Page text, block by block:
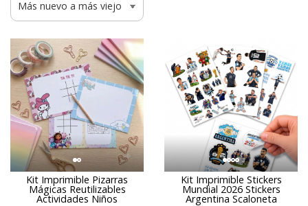
Kit Imprimible Pizarras
Mágicas Reutilizables
Actividades Niños
Kit Imprimible Stickers
Mundial 2026 Stickers
Argentina Scaloneta